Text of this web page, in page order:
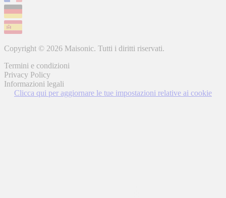
Copyright © 2026 Maisonic. Tutti i diritti riservati.
Termini e condizioni
Privacy Policy
Informazioni legali
Clicca qui per aggiornare le tue impostazioni relative ai cookie